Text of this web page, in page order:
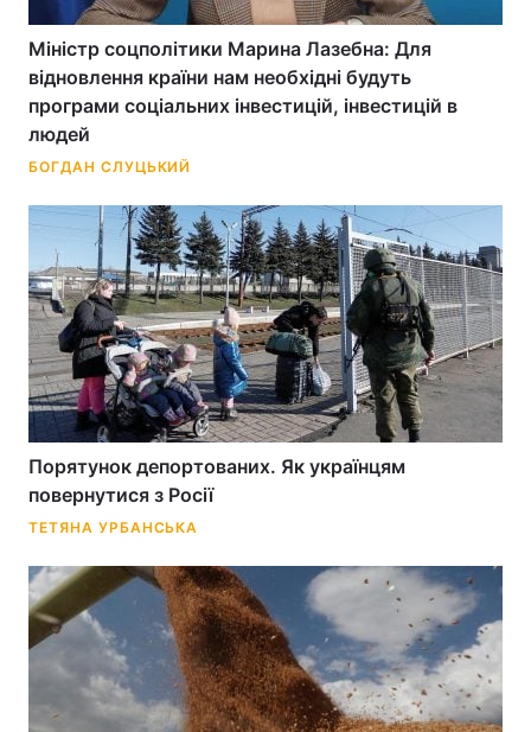
Міністр соцполітики Марина Лазебна: Для
відновлення країни нам необхідні будуть
програми соціальних інвестицій, інвестицій в
людей
БОГДАН СЛУЦЬКИЙ
Порятунок депортованих. Як українцям
повернутися з Росії
ТЕТЯНА УРБАНСЬКА